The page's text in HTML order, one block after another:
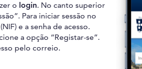
o login. No canto superior
Para iniciar sessão no
e a senha de acesso.
a opção “Registar-se”.
pelo correio.